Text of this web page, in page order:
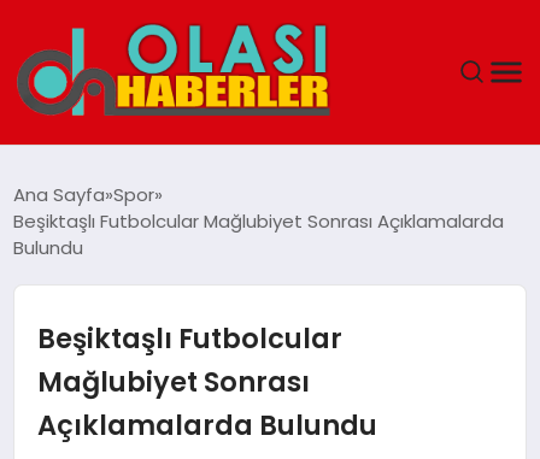
SPOR
SAĞLIK
TEKNOLOJI
Ana Sayfa Spor
Beşiktaşlı Futbolcular Mağlubiyet Sonrası Açıklamalarda
Bulundu
Beşiktaşlı Futbolcular
Mağlubiyet Sonrası
Açıklamalarda Bulundu